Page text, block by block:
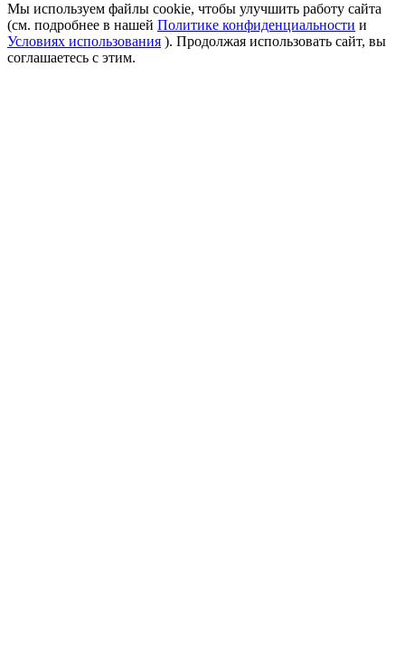
Мы используем файлы cookie, чтобы улучшить работу сайта
(см. подробнее в нашей Политике конфиденциальности и
Условиях использования ). Продолжая использовать сайт, вы
соглашаетесь с этим.